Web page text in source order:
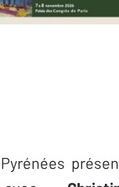
Pyrénées